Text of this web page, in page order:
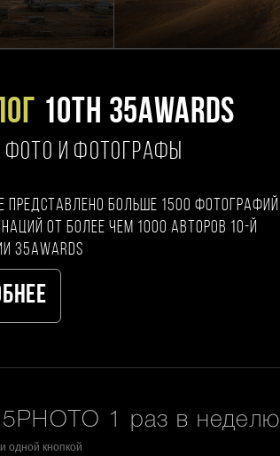
10TH 35AWARDS
И ФОТОГРАФЫ
представлено больше 1500 фотографий
от более чем 1000 авторов 10-й
35AWARDS
1 раз в неделю
одной кнопкой